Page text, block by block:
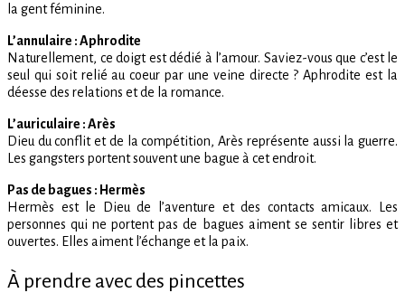
la gent féminine.
L’annulaire : Aphrodite
Naturellement, ce doigt est dédié à l’amour. Saviez-vous que c’est le
seul qui soit relié au coeur par une veine directe ? Aphrodite est la
déesse des relations et de la romance.
L’auriculaire : Arès
Dieu du conflit et de la compétition, Arès représente aussi la guerre.
Les gangsters portent souvent une bague à cet endroit.
Pas de bagues : Hermès
Hermès est le Dieu de l’aventure et des contacts amicaux. Les
personnes qui ne portent pas de bagues aiment se sentir libres et
ouvertes. Elles aiment l’échange et la paix.
À prendre avec des pincettes